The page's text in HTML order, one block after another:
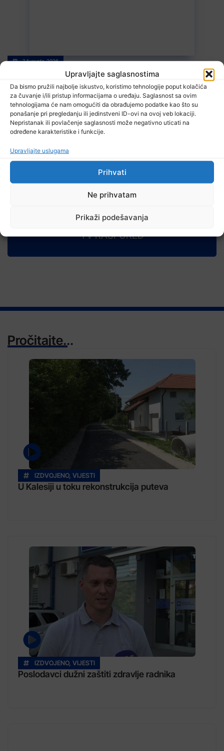
Upravljajte saglasnostima
Da bismo pružili najbolje iskustvo, koristimo tehnologije poput kolačića
za čuvanje i/ili pristup informacijama o uređaju. Saglasnost sa ovim
tehnologijama će nam omogućiti da obrađujemo podatke kao što su
ponašanje pri pregledanju ili jedinstveni ID-ovi na ovoj veb lokaciji.
Nepristanak ili povlačenje saglasnosti može negativno uticati na
određene karakteristike i funkcije.
Upravljajte uslugama
Prihvati
Ne prihvatam
Prikaži podešavanja
7 Augusta, 2026
Sarajevo Film Festival
Danas nova saslušanja saradnika Memorijalnog centra Srebrenica
TV RASPORED
Pročitajte...
IZDVOJENO, VIJESTI
U Kalesiji u toku rekonstrukcija puteva
IZDVOJENO, VIJESTI
Poslodavci dužni zaštiti zdravlje radnika